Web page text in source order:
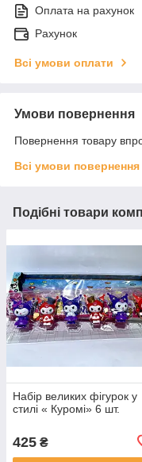
Оплата на рахунок
Рахунок
Всі умови оплати
Умови повернення
Повернення товару
Всі умови повернення
Подібні товари
Набір великих фігурок у
стилі « Куромі» 6 шт.
425 ₴